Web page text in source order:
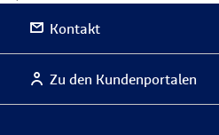
Kontakt
Zu den Kundenportalen